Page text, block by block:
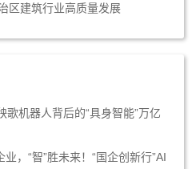
区建筑行业高质量发展
机器人背后的“具身智能”万亿
，“智”胜未来！“国企创新行”AI